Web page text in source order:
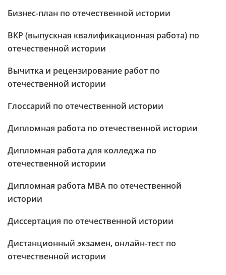
Бизнес-план по отечественной истории
ВКР (выпускная квалификационная работа) по
отечественной истории
Вычитка и рецензирование работ по
отечественной истории
Глоссарий по отечественной истории
Дипломная работа по отечественной истории
Дипломная работа для колледжа по
отечественной истории
Дипломная работа МВА по отечественной
истории
Диссертация по отечественной истории
Дистанционный экзамен, онлайн-тест по
отечественной истории